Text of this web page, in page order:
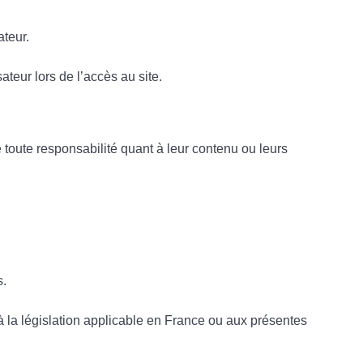
lors de l’accès au site.
responsabilité quant à leur contenu ou leurs
la législation applicable en France ou aux présentes